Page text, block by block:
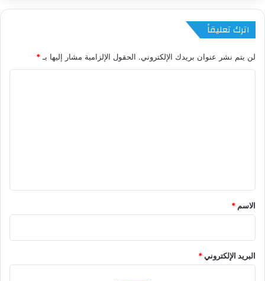
اترك تعليقاً
لن يتم نشر عنوان بريدك الإلكتروني. الحقول الإلزامية مشار إليها بـ*
*
الاسم *
البريد الإلكتروني*